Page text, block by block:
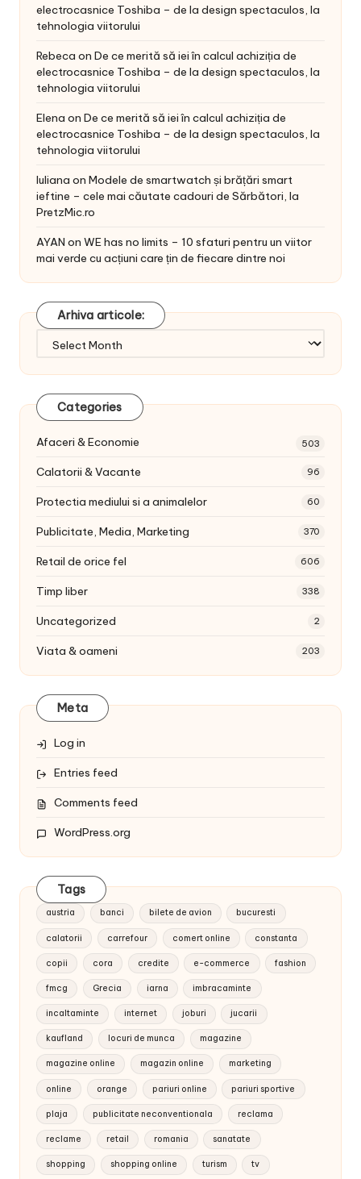
electrocasnice Toshiba – de la design spectaculos, la
tehnologia viitorului
Rebeca on De ce merită să iei în calcul achiziția de
electrocasnice Toshiba – de la design spectaculos, la
tehnologia viitorului
Elena on De ce merită să iei în calcul achiziția de
electrocasnice Toshiba – de la design spectaculos, la
tehnologia viitorului
Iuliana on Modele de smartwatch și brățări smart
ieftine – cele mai căutate cadouri de Sărbători, la
PretzMic.ro
AYAN on WE has no limits – 10 sfaturi pentru un viitor
mai verde cu acțiuni care țin de fiecare dintre noi
Arhiva articole:
Categories
Afaceri & Economie 503
Calatorii & Vacante 96
Protectia mediului si a animalelor 60
Publicitate, Media, Marketing 370
Retail de orice fel 606
Timp liber 338
Uncategorized 2
Viata & oameni 203
Meta
Log in
Entries feed
Comments feed
WordPress.org
Tags
austria banci bilete de avion bucuresti
calatorii carrefour comert online constanta
copii cora credite e-commerce fashion
fmcg Grecia iarna imbracaminte
incaltaminte internet joburi jucarii
kaufland locuri de munca magazine
magazine online magazin online marketing
online orange pariuri online pariuri sportive
plaja publicitate neconventionala reclama
reclame retail romania sanatate
shopping shopping online turism tv